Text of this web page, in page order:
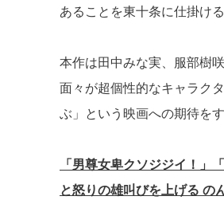
あることを東十条に仕掛け
本作は田中みな実、服部樹
面々が超個性的なキャラク
ぶ」という映画への期待をす
「男尊女卑クソジジイ！
と怒りの雄叫びを上げる の